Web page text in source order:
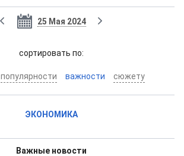
25 Мая 2024
cортировать по:
популярности важности сюжету
ЭКОНОМИКА
Важные новости